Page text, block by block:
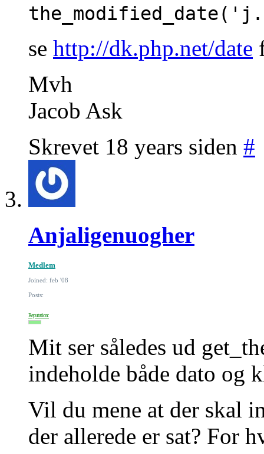
se http://dk.php.net/date
Mvh
Jacob Ask
Skrevet 18 years siden #
Anjaligenuogher
Medlem
Joined: feb '08
Posts:
Reputation:
Mit ser således ud
indeholde både dato og
Vil du mene at der skal
der allerede er sat? For